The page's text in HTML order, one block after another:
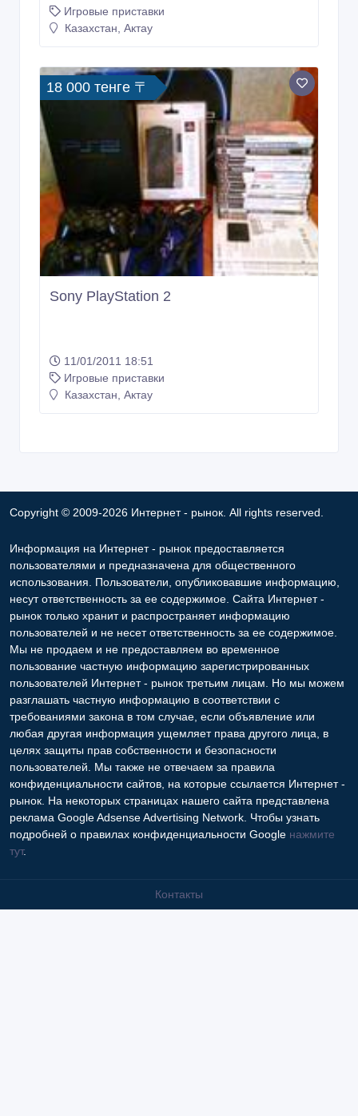
Игровые приставки
Казахстан, Актау
18 000 тенге 〒
Sony PlayStation 2
11/01/2011 18:51
Игровые приставки
Казахстан, Актау
Copyright © 2009-2026 Интернет - рынок. All rights reserved.
Информация на Интернет - рынок предоставляется
пользователями и предназначена для общественного
использования. Пользователи, опубликовавшие информацию,
несут ответственность за ее содержимое. Сайта Интернет -
рынок только хранит и распространяет информацию
пользователей и не несет ответственность за ее содержимое.
Мы не продаем и не предоставляем во временное
пользование частную информацию зарегистрированных
пользователей Интернет - рынок третьим лицам. Но мы можем
разглашать частную информацию в соответствии с
требованиями закона в том случае, если объявление или
любая другая информация ущемляет права другого лица, в
целях защиты прав собственности и безопасности
пользователей. Мы также не отвечаем за правила
конфиденциальности сайтов, на которые ссылается Интернет -
рынок. На некоторых страницах нашего сайта представлена
реклама Google Adsense Advertising Network. Чтобы узнать
подробней о правилах конфиденциальности Google нажмите
тут.
Контакты